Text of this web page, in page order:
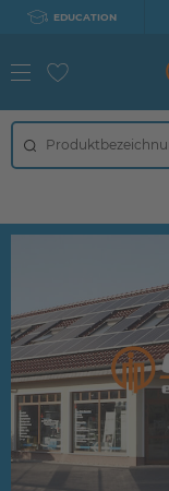
EDUCATION